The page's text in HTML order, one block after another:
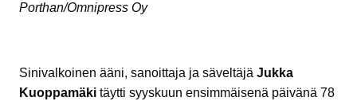
Porthan/Omnipress Oy
Sinivalkoinen ääni, sanoittaja ja säveltäjä Jukka
Kuoppamäki täytti syyskuun ensimmäisenä päivänä 78